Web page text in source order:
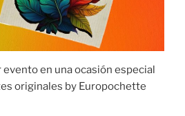
en una ocasión especial
originales by Europochette